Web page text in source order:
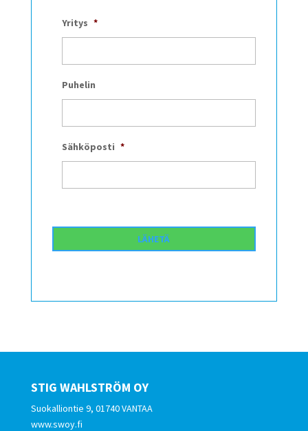
Yritys *
Puhelin
Sähköposti *
STIG WAHLSTRÖM OY
Suokalliontie 9, 01740 VANTAA
www.swoy.fi